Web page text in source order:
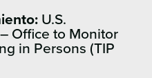
U.S.
Office to Monitor
in Persons (TIP